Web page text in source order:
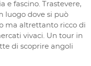
e fascino. Trastevere,
luogo dove si può
ma altrettanto ricco di
vivaci. Un tour in
di scoprire angoli